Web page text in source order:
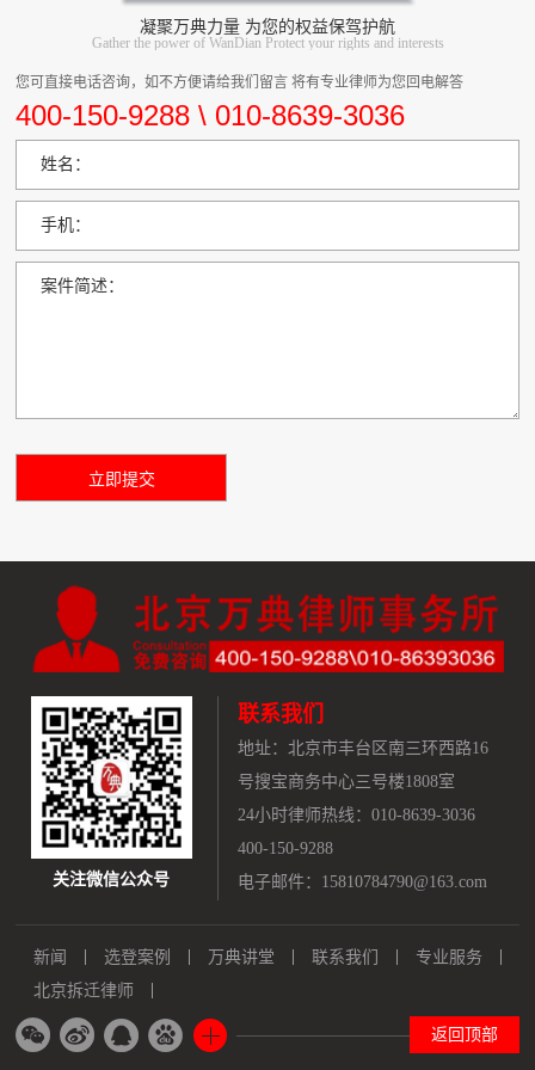
凝聚万典力量 为您的权益保驾护航
Gather the power of WanDian Protect your rights and interests
您可直接电话咨询，如不方便请给我们留言 将有专业律师为您回电解答
400-150-9288 \ 010-8639-3036
姓名：
手机：
案件简述：
关注微信公众号
联系我们
地址： 北京市丰台区南三环西路16
号搜宝商务中心三号楼1808室
24小时律师热线：010-8639-3036
400-150-9288
电子邮件：15810784790@163.com
新闻 选登案例 万典讲堂 联系我们
专业服务
北京拆迁律师
返回顶部